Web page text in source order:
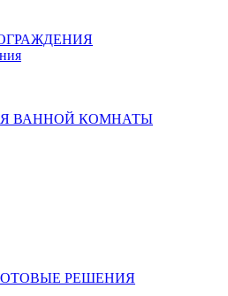
ВАННОЙ КОМНАТЫ
- ГОТОВЫЕ РЕШЕНИЯ